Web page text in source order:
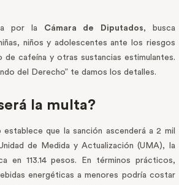
por la Cámara de Diputados, busca
niños y adolescentes ante los riesgos
de cafeína y otras sustancias estimulantes.
del Derecho” te damos los detalles.
la multa?
establece que la sanción ascenderá a 2 mil
de Medida y Actualización (UMA), la
en 113.14 pesos. En términos prácticos,
energéticas a menores podría costar